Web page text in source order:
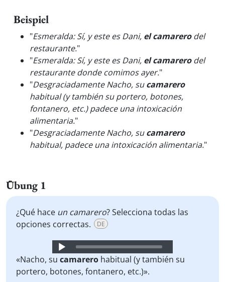
Beispiel
"Esmeralda: Sí, y este es Dani, el camarerodel
restaurante."
"Esmeralda: Sí, y este es Dani, el camarerodel
restaurante donde comimos ayer."
"Desgraciadamente Nacho, sucamarero
habitual (y también su portero, botones,
fontanero, etc.) padece una intoxicación
alimentaria."
"Desgraciadamente Nacho, sucamarero
habitual, padece una intoxicación alimentaria."
Übung 1
¿Qué hace un camarero? Selecciona todas las
opciones correctas.
DE
Audio
Player
«Nacho, su camarero habitual (y también su
portero, botones, fontanero, etc.)».